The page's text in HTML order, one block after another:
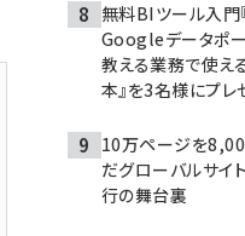
無料BIツール入門
Googleデータポ
教える業務で使え
本』を3名様にプレ
10万ページを
だグローバルサイ
行の舞台裏